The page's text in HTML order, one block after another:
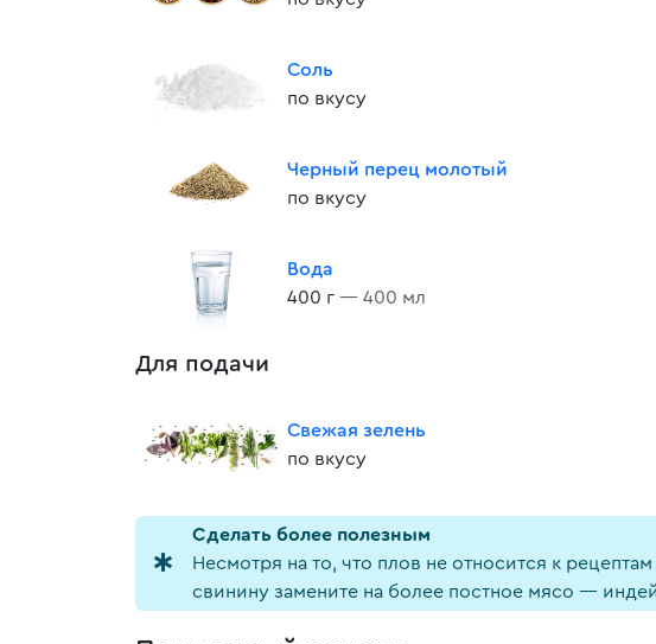
Соль
по вкусу
Черный перец молотый
по вкусу
Вода
400 г — 400 мл
Для подачи
Свежая зелень
по вкусу
Cделать более полезным
Несмотря на то, что плов не относится к
свинину замените на более постное мясо —